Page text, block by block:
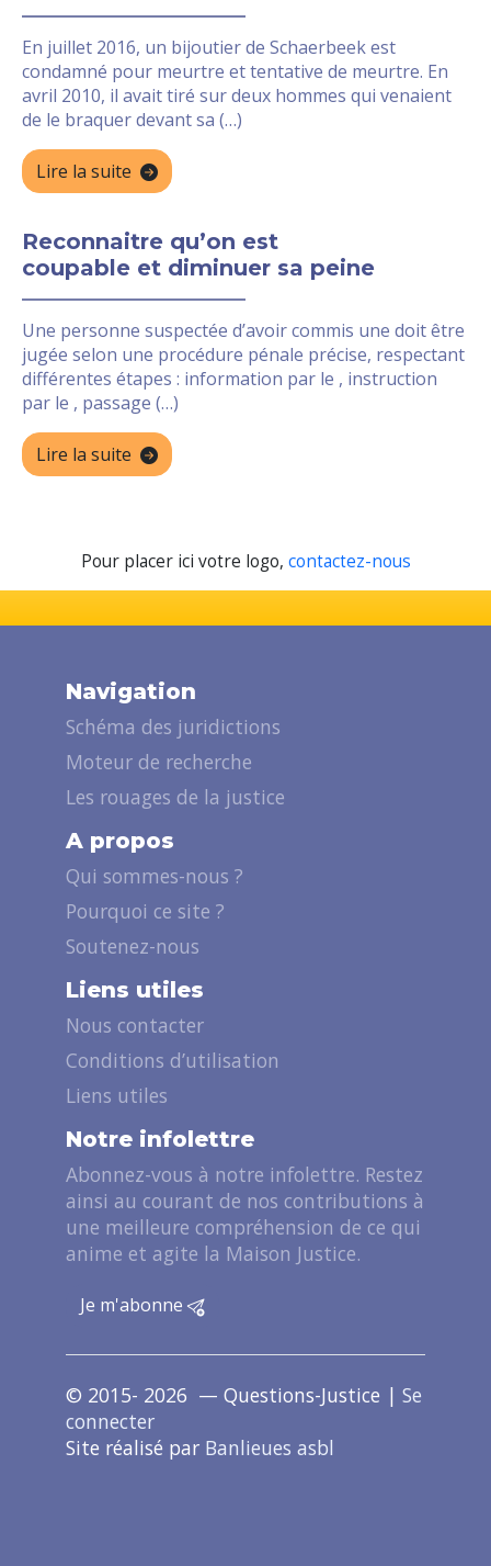
En juillet 2016, un bijoutier de Schaerbeek est
condamné pour meurtre et tentative de meurtre. En
avril 2010, il avait tiré sur deux hommes qui venaient
de le braquer devant sa (…)
Lire la suite
Reconnaitre qu’on est
coupable et diminuer sa peine
Une personne suspectée d’avoir commis une doit être
jugée selon une procédure pénale précise, respectant
différentes étapes : information par le , instruction
par le , passage (…)
Lire la suite
Pour placer ici votre logo, contactez-nous
Navigation
Schéma des juridictions
Moteur de recherche
Les rouages de la justice
A propos
Qui sommes-nous ?
Pourquoi ce site ?
Soutenez-nous
Liens utiles
Nous contacter
Conditions d’utilisation
Liens utiles
Notre infolettre
Abonnez-vous à notre infolettre. Restez
ainsi au courant de nos contributions à
une meilleure compréhension de ce qui
anime et agite la Maison Justice.
Je m'abonne
© 2015- 2026 — Questions-Justice | Se
connecter
Site réalisé par Banlieues asbl